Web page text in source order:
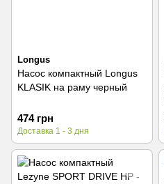
Longus
Насос компактный Longus
KLASIK на раму черный
474 грн
Доставка 1 - 3 дня